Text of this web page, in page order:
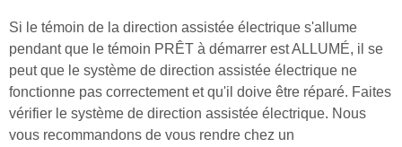
Si le témoin de la direction assistée électrique s'allume
pendant que le témoin PRÊT à démarrer est ALLUMÉ, il se
peut que le système de direction assistée électrique ne
fonctionne pas correctement et qu'il doive être réparé. Faites
vérifier le système de direction assistée électrique. Nous
vous recommandons de vous rendre chez un